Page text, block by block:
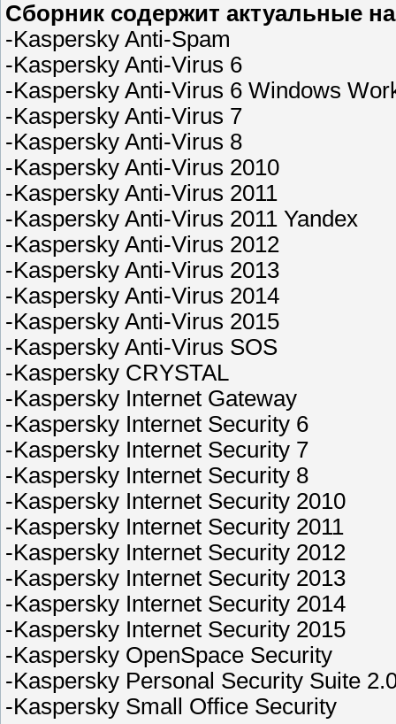
Сборник содержит актуальные
-Kaspersky Anti-Spam
-Kaspersky Anti-Virus 6
-Kaspersky Anti-Virus 6 Windows
-Kaspersky Anti-Virus 7
-Kaspersky Anti-Virus 8
-Kaspersky Anti-Virus 2010
-Kaspersky Anti-Virus 2011
-Kaspersky Anti-Virus 2011 Yandex
-Kaspersky Anti-Virus 2012
-Kaspersky Anti-Virus 2013
-Kaspersky Anti-Virus 2014
-Kaspersky Anti-Virus 2015
-Kaspersky Anti-Virus SOS
-Kaspersky CRYSTAL
-Kaspersky Internet Gateway
-Kaspersky Internet Security 6
-Kaspersky Internet Security 7
-Kaspersky Internet Security 8
-Kaspersky Internet Security 2010
-Kaspersky Internet Security 2011
-Kaspersky Internet Security 2012
-Kaspersky Internet Security 2013
-Kaspersky Internet Security 2014
-Kaspersky Internet Security 2015
-Kaspersky OpenSpace Security
-Kaspersky Personal Security Suite
-Kaspersky Small Office Security